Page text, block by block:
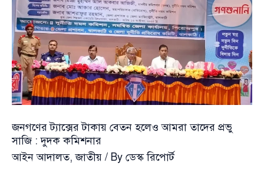
জনগণের ট্যাক্সের টাকায় বেতন হলেও আমরা তাদের প্রভু
সাজি : দুদক কমিশনার
আইন আদালত,জাতীয় / By ডেস্ক রিপোর্ট